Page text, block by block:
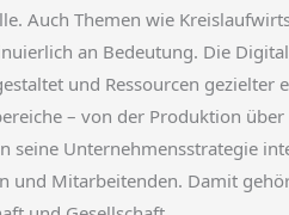
Auch Themen wie
an Bedeutung. Die
und Ressourcen
– von der Produktion
seine Unternehmensstrategie
und Mitarbeitenden. Damit